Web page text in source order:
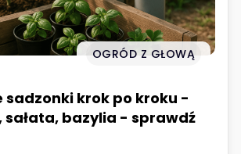
OGRÓD Z GŁOWĄ
sadzonki krok po kroku -
sałata, bazylia - sprawdź